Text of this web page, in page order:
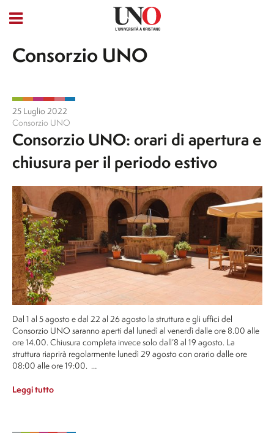
Consorzio UNO
25 Luglio 2022
Consorzio UNO
Consorzio UNO: orari di apertura e
chiusura per il periodo estivo
Dal 1 al 5 agosto e dal 22 al 26 agosto la struttura e gli uffici del
Consorzio UNO saranno aperti dal lunedì al venerdì dalle ore 8.00 alle
ore 14.00. Chiusura completa invece solo dall’8 al 19 agosto. La
struttura riaprirà regolarmente lunedì 29 agosto con orario dalle ore
08:00 alle ore 19:00. …
Leggi tutto